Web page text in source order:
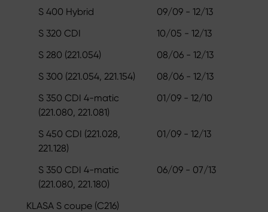
S 400 Hybrid
09/09 - 12/13
S 320 CDI
10/05 - 12/13
S 280 (221.054)
08/06 - 12/13
S 300 (221.054, 221.154)
08/06 - 12/13
S 350 CDI 4-matic
(221.080, 221.081)
01/09 - 12/10
S 450 CDI (221.028,
221.128)
01/09 - 12/13
S 350 CDI 4-matic
(221.080, 221.180)
06/09 - 07/13
KLASA S coupe (C216)